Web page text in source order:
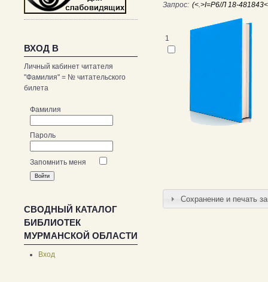
ВХОД В
Личный кабинет читателя
"Фамилия" = № читательского
билета
Фамилия
Пароль
Запомнить меня
СВОДНЫЙ КАТАЛОГ
БИБЛИОТЕК
МУРМАНСКОЙ ОБЛАСТИ
Вход
Запрос:
1
Сохранение и печать